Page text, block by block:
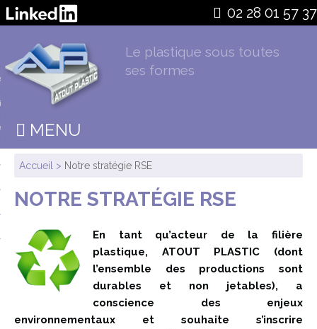
02 28 01 57 37
Le plastique sous toutes
ses formes
MENU
Accueil > Notre stratégie RSE
NOTRE STRATÉGIE RSE
En tant qu’acteur de la filière
plastique, ATOUT PLASTIC (dont
l’ensemble des productions sont
durables et non jetables), a
conscience des enjeux
environnementaux et souhaite s’inscrire